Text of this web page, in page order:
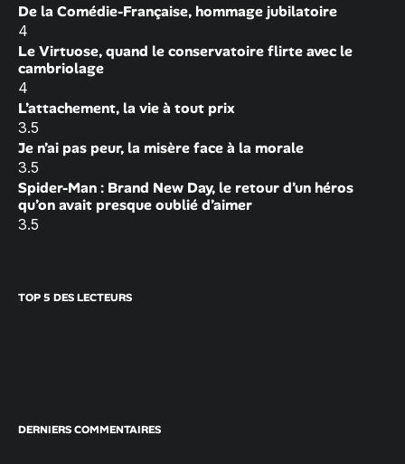
De la Comédie-Française, hommage jubilatoire
4
Le Virtuose, quand le conservatoire flirte avec le
cambriolage
4
L’attachement, la vie à tout prix
3.5
Je n’ai pas peur, la misère face à la morale
3.5
Spider-Man : Brand New Day, le retour d’un héros
qu’on avait presque oublié d’aimer
3.5
TOP 5 DES LECTEURS
DERNIERS COMMENTAIRES